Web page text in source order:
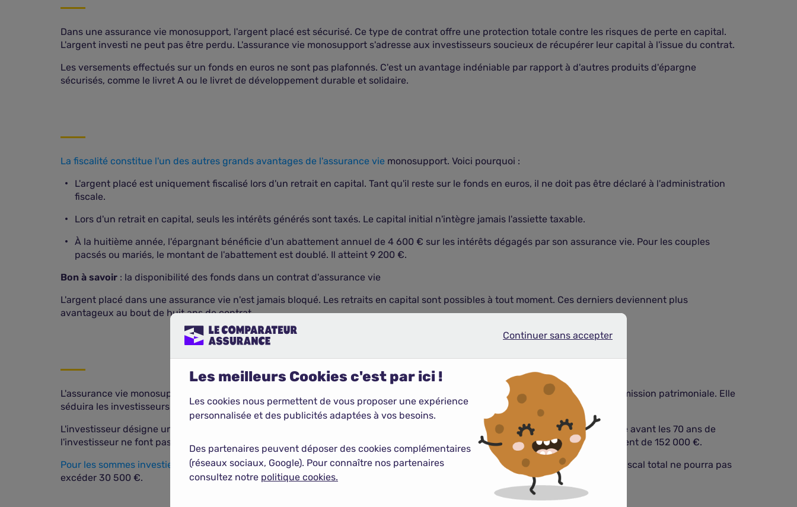
Dans une assurance vie monosupport, l'argent placé est sécurisé. Ce type de contrat offre une protection totale contre les risques de perte en capital.
L'argent investi ne peut pas être perdu. L'assurance vie monosupport s'adresse aux investisseurs soucieux de récupérer leur capital à l'issue du contrat.
Les versements effectués sur un fonds en euros ne sont pas plafonnés. C'est un avantage indéniable par rapport à d'autres produits d'épargne
sécurisés, comme le livret A ou le livret de développement durable et solidaire.
La fiscalité constitue l'un des autres grands avantages de l'assurance vie monosupport. Voici pourquoi :
L'argent placé est uniquement fiscalisé lors d'un retrait en capital. Tant qu'il reste sur le fonds en euros, il ne doit pas être déclaré à l'administration
fiscale.
Lors d'un retrait en capital, seuls les intérêts générés sont taxés. Le capital initial n'intègre jamais l'assiette taxable.
À la huitième année, l'épargnant bénéficie d'un abattement annuel de 4 600 € sur les intérêts dégagés par son assurance vie. Pour les couples
pacsés ou mariés, le montant de l'abattement est doublé. Il atteint 9 200 €.
Bon à savoir : la disponibilité des fonds dans un contrat d'assurance vie
L'argent placé dans une assurance vie n'est jamais bloqué. Les retraits en capital sont possibles à tout moment. Ces derniers deviennent plus
avantageux au bout de huit ans de contrat.
L'assurance vie monosupport n'est pas uniquement un produit d'épargne performant. Elle constitue un excellent outil de transmission patrimoniale. Elle
séduira les investisseurs soucieux d'optimiser l'héritage de leurs descendants.
L'investisseur désigne un bénéficiaire en cas de décès dès la signature du contrat. Les versements effectués sur l'assurance vie avant les 70 ans de
l'investisseur ne font pas partie de l'assiette de l'impôt progressif sur les successions. Chaque bénéficiaire profite d'un abattement de 152 000 €.
Pour les sommes investies après les 70 ans de l'investisseur, les avantages successoraux sont moins importants. L'abattement fiscal total ne pourra pas
excéder 30 500 €.
Continuer sans accepter
Les meilleurs Cookies c'est par ici !
Les cookies nous permettent de vous proposer une expérience
personnalisée et des publicités adaptées à vos besoins.
Des partenaires peuvent déposer des cookies complémentaires
(réseaux sociaux, Google). Pour connaître nos partenaires
consultez notre politique cookies.
Continuer sans accepter